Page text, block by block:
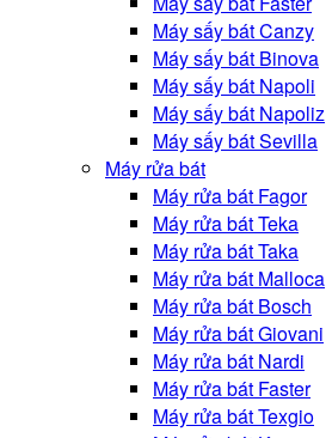
Máy sấy bát Canzy
Máy sấy bát Binova
Máy sấy bát Napoli
Máy sấy bát Napoliz
Máy sấy bát Sevilla
Máy rửa bát
Máy rửa bát Fagor
Máy rửa bát Teka
Máy rửa bát Taka
Máy rửa bát Malloca
Máy rửa bát Bosch
Máy rửa bát Giovani
Máy rửa bát Nardi
Máy rửa bát Faster
Máy rửa bát Texgio